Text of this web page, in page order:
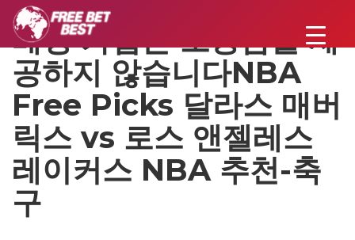
베팅 가입은 보증금을 제
공하지 않습니다NBA
Free Picks 달라스 매버
릭스 vs 로스 앤젤레스
레이커스 NBA 추천-축
구